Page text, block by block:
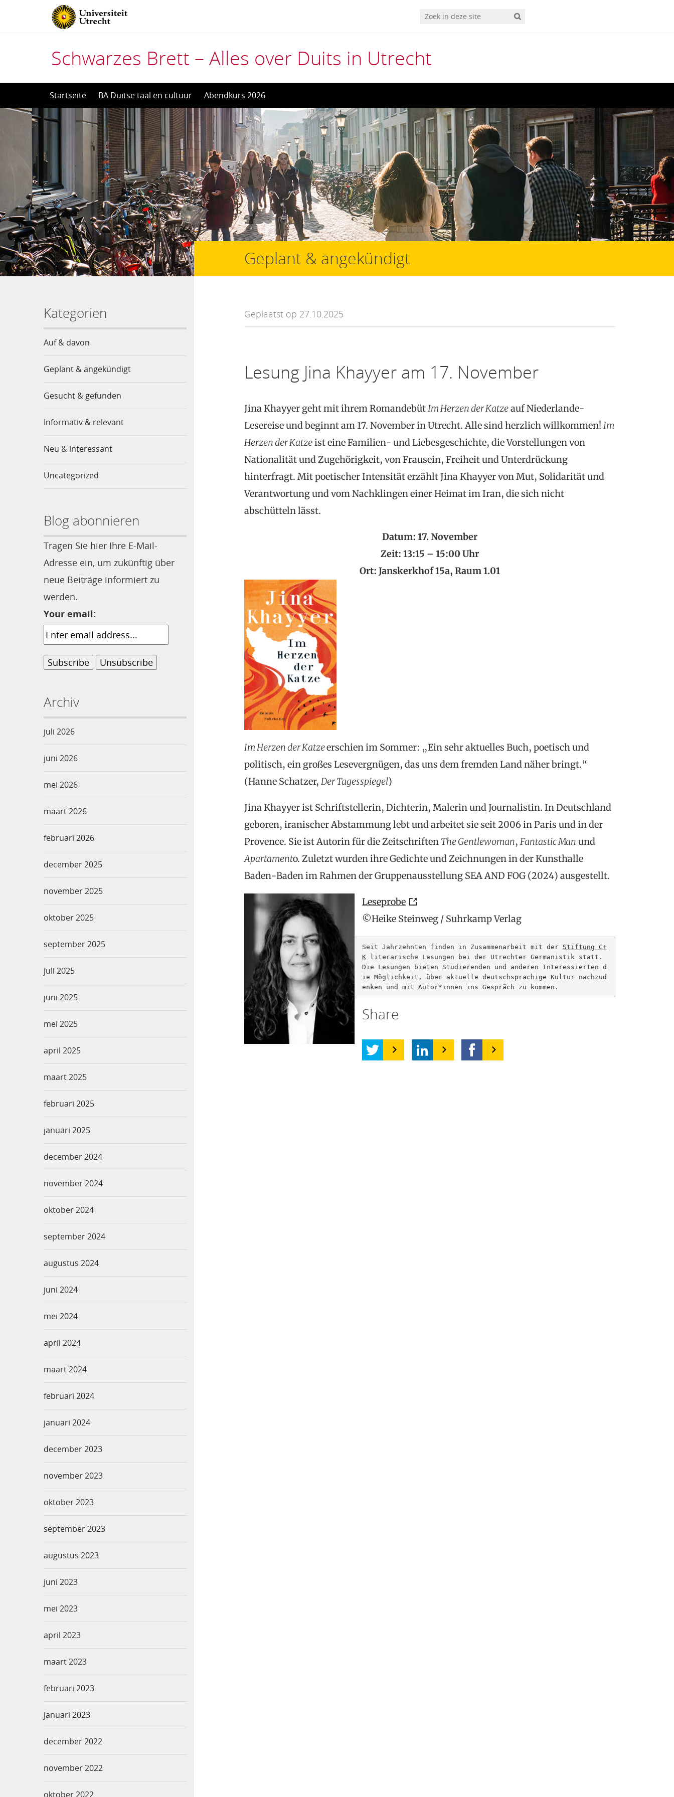
Schwarzes Brett – Alles over Duits in Utrecht
naar
Startseite BA Duitse taal en cultuur Abendkurs 2026
Kategorien
Auf & davon
Geplant & angekündigt
Gesucht & gefunden
Informativ & relevant
Neu & interessant
Uncategorized
Blog abonnieren
Tragen Sie hier Ihre E-Mail-
Adresse ein, um zukünftig über
neue Beiträge informiert zu
werden.
Your email:
Archiv
juli 2026
juni 2026
mei 2026
maart 2026
februari 2026
december 2025
november 2025
oktober 2025
september 2025
juli 2025
juni 2025
mei 2025
april 2025
maart 2025
februari 2025
januari 2025
december 2024
november 2024
oktober 2024
september 2024
augustus 2024
juni 2024
mei 2024
april 2024
maart 2024
februari 2024
januari 2024
december 2023
november 2023
oktober 2023
september 2023
augustus 2023
juni 2023
mei 2023
april 2023
maart 2023
februari 2023
januari 2023
december 2022
november 2022
oktober 2022
Geplant & angekündigt
Geplaatst op 27.10.2025
Lesung Jina Khayyer am 17. November
Jina Khayyer geht mit ihrem RomandebütIm Herzen der Katzeauf Niederlande-
Lesereise und beginnt am 17. November in Utrecht. Alle sind herzlich willkommen! Im
Herzen der Katzeist eine Familien- und Liebesgeschichte, die Vorstellungen von
Nationalität und Zugehörigkeit, von Frausein, Freiheit und Unterdrückung
hinterfragt. Mit poetischer Intensität erzählt Jina Khayyer von Mut, Solidarität und
Verantwortung und vom Nachklingen einer Heimat im Iran, die sich nicht
abschütteln lässt.
Datum: 17. November
Zeit: 13:15 – 15:00 Uhr
Ort: Janskerkhof 15a, Raum 1.01
Im Herzen der Katzeerschien im Sommer: „Ein sehr aktuelles Buch, poetisch und
politisch, ein großes Lesevergnügen, das uns dem fremden Land näher bringt.“
(Hanne Schatzer, Der Tagesspiegel)
Jina Khayyer ist Schriftstellerin, Dichterin, Malerin und Journalistin. In Deutschland
geboren, iranischer Abstammung lebt und arbeitet sie seit 2006 in Paris und in der
Provence. Sie ist Autorin für die Zeitschriften The Gentlewoman, Fantastic Man und
Apartamento. Zuletzt wurden ihre Gedichte und Zeichnungen in der Kunsthalle
Baden-Baden im Rahmen der Gruppenausstellung SEA AND FOG (2024) ausgestellt.
Leseprobe
©Heike Steinweg / Suhrkamp Verlag
Seit Jahrzehnten finden in Zusammenarbeit mit der Stiftung C+
K literarische Lesungen bei der Utrechter Germanistik statt.
Die Lesungen bieten Studierenden und anderen Interessierten d
ie Möglichkeit, über aktuelle deutschsprachige Kultur nachzud
enken und mit Autor*innen ins Gespräch zu kommen.
Share